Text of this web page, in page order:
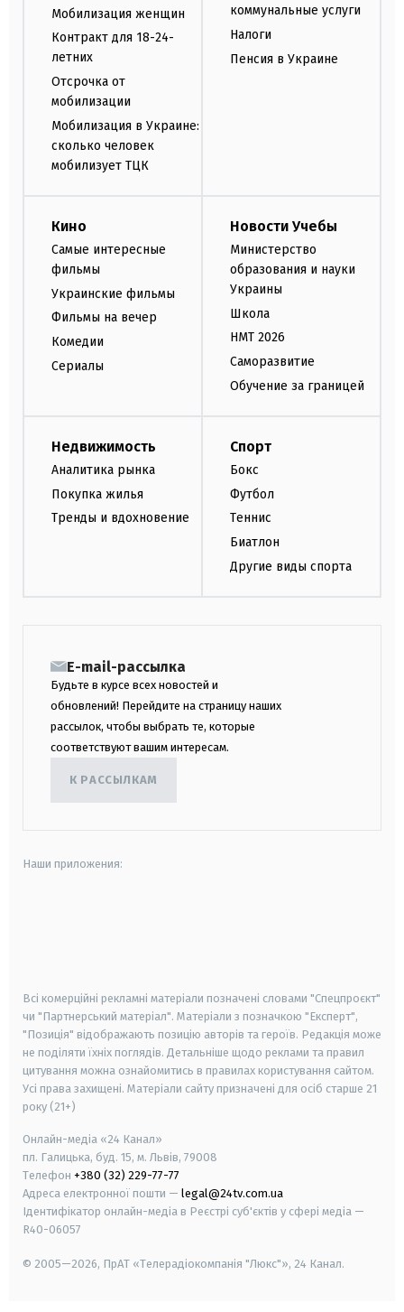
Мобилизация женщин
Контракт для 18-24-
летних
Отсрочка от
мобилизации
Мобилизация в Украине:
сколько человек
мобилизует ТЦК
коммунальные услуги
Налоги
Пенсия в Украине
Кино
Самые интересные
фильмы
Украинские фильмы
Фильмы на вечер
Комедии
Сериалы
Новости Учебы
Министерство
образования и науки
Украины
Школа
НМТ 2026
Саморазвитие
Обучение за границей
Недвижимость
Аналитика рынка
Покупка жилья
Тренды и вдохновение
Спорт
Бокс
Футбол
Теннис
Биатлон
Другие виды спорта
E-mail-рассылка
Будьте в курсе всех новостей и
обновлений! Перейдите на страницу наших
рассылок, чтобы выбрать те, которые
соответствуют вашим интересам.
К РАССЫЛКАМ
Наши приложения:
Всі комерційні рекламні матеріали позначені словами "Спецпроєкт"
чи "Партнерський матеріал". Матеріали з позначкою "Експерт",
"Позиція" відображають позицію авторів та героїв. Редакція може
не поділяти їхніх поглядів. Детальніше щодо реклами та правил
цитування можна ознайомитись в правилах користування сайтом.
Усі права захищені. Матеріали сайту призначені для осіб старше 21
року (21+)
Онлайн-медіа «24 Канал»
пл. Галицька, буд. 15, м. Львів, 79008
Телефон +380 (32) 229-77-77
Адреса електронної пошти — legal@24tv.com.ua
Ідентифікатор онлайн-медіа в Реєстрі суб'єктів у сфері медіа —
R40-06057
© 2005—2026, ПрАТ «Телерадіокомпанія "Люкс"», 24 Канал.